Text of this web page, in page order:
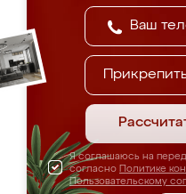
Я соглашаюсь на
согласно Политике
Пользовательскому